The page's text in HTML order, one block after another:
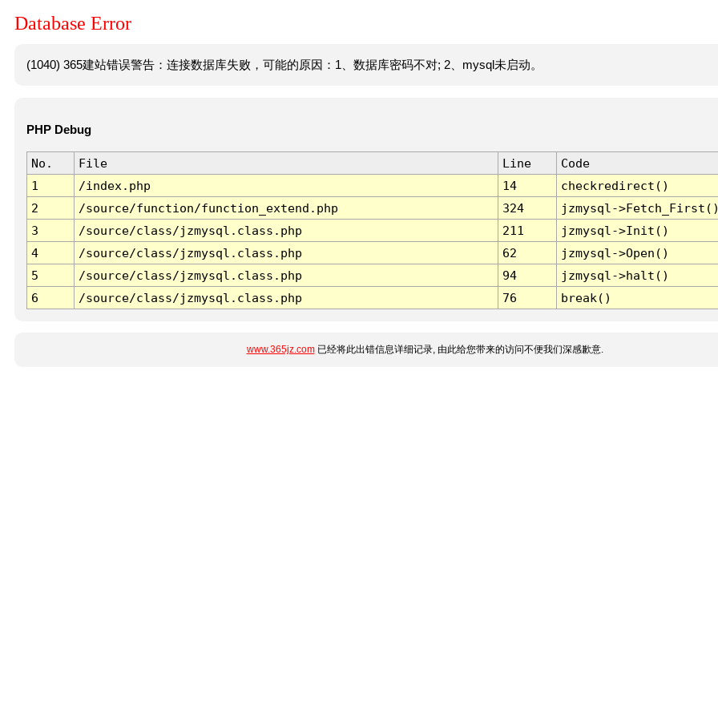
Database Error
(1040) 365建站错误警告：连接数据库失败，可能的原因：1、数据库密码不对; 2、mysql未启动。
PHP Debug
No. File Line
Code
1
/index.php 14
checkredirect()
2
/source/function/function_extend.php 324
jzmysql-
3
/source/class/jzmysql.class.php 211
jzmysql->Init()
4
/source/class/jzmysql.class.php 62
jzmysql->Open()
5
/source/class/jzmysql.class.php 94
jzmysql->halt()
6
/source/class/jzmysql.class.php 76 break()
www.365jz.com已经将此出错信息详细记录, 由此给您带来的访问不便我们深感歉意.